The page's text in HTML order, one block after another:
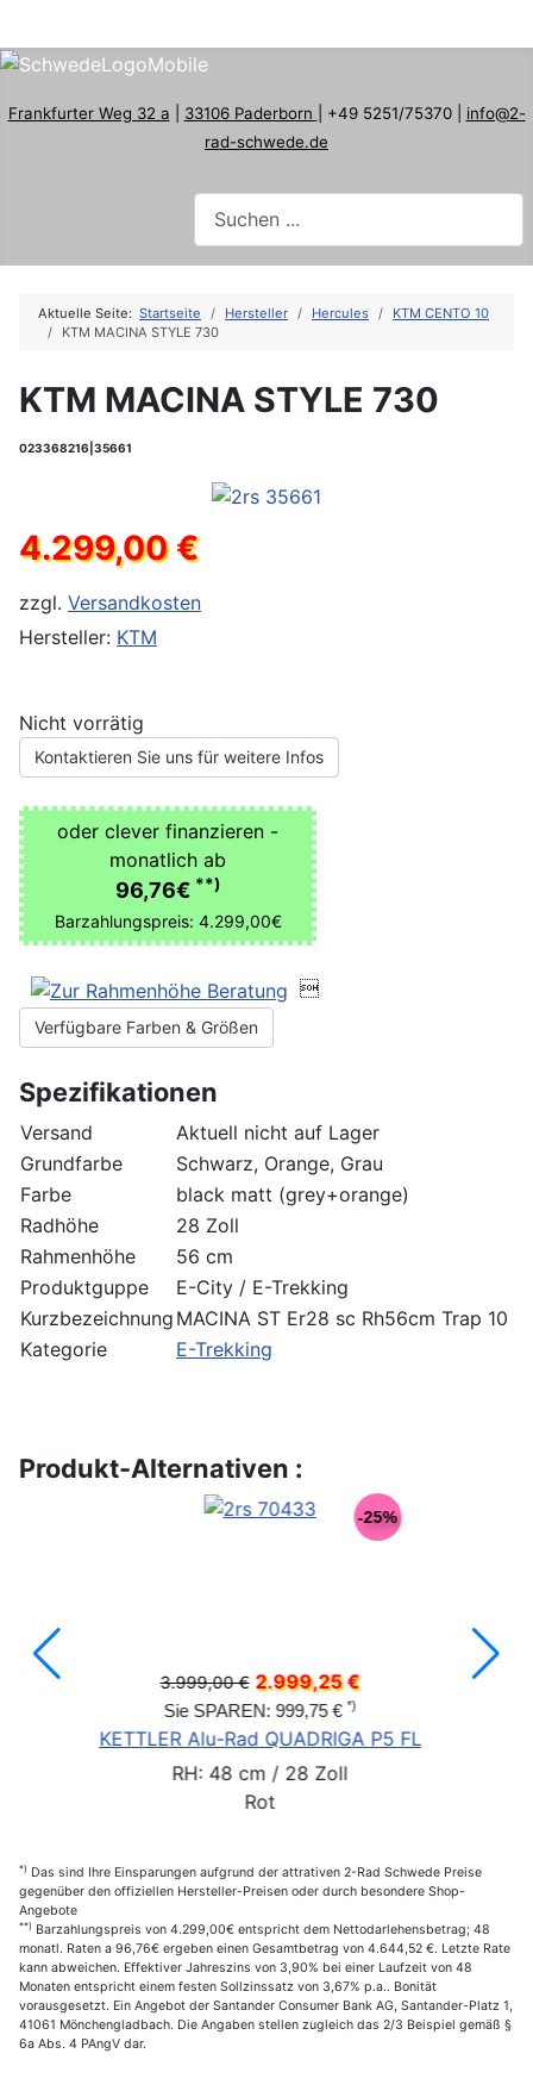
Frankfurter Weg 32 a 33106 Paderborn | +49 5251/75370 | info@2-
rad-schwede.de
Aktuelle Seite: Startseite Hersteller Hercules
KTM CENTO 10
KTM MACINA STYLE 730
KTM MACINA STYLE 730
023368216|35661
4.299,00 €
zzgl. Versandkosten
Hersteller: KTM
Nicht vorrätig
Kontaktieren Sie uns für weitere Infos
oder clever finanzieren -
monatlich ab
96,76€ **)
Barzahlungspreis: 4.299,00€

Verfügbare Farben & Größen
Spezifikationen
Versand
Aktuell nicht auf Lager
Grundfarbe
Schwarz, Orange, Grau
Farbe
black matt (grey+orange)
Radhöhe
28 Zoll
Rahmenhöhe
56 cm
Produktguppe
E-City / E-Trekking
Kurzbezeichnung MACINA ST Er28 sc Rh56cm Trap 10
Kategorie
E-Trekking
Produkt-Alternativen :
-25%
3.999,00 € 2.999,25 €
Sie SPAREN: 999,75 €*)
KETTLER Alu-Rad QUADRIGA P5 FL
RH: 48 cm / 28 Zoll
*) Das sind Ihre Einsparungen aufgrund der attrativen 2-Rad Schwede Preise
gegenüber den offiziellen Hersteller-Preisen oder durch besondere Shop-
Angebote
**) Barzahlungspreis von 4.299,00€ entspricht dem Nettodarlehensbetrag; 48
monatl. Raten a 96,76€ ergeben einen Gesamtbetrag von 4.644,52 €. Letzte Rate
kann abweichen. Effektiver Jahreszins von 3,90% bei einer Laufzeit von 48
Monaten entspricht einem festen Sollzinssatz von 3,67% p.a.. Bonität
vorausgesetzt. Ein Angebot der Santander Consumer Bank AG, Santander-Platz 1,
41061 Mönchengladbach. Die Angaben stellen zugleich das 2/3 Beispiel gemäß §
6a Abs. 4 PAngV dar.